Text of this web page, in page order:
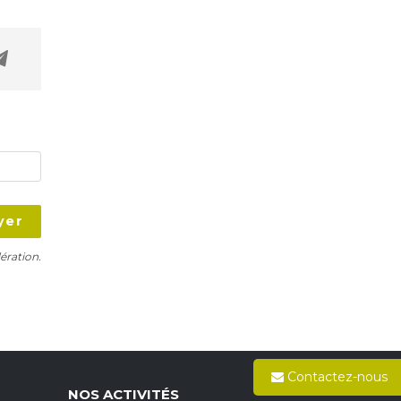
NOS ACTIVITÉS
Contactez-nous